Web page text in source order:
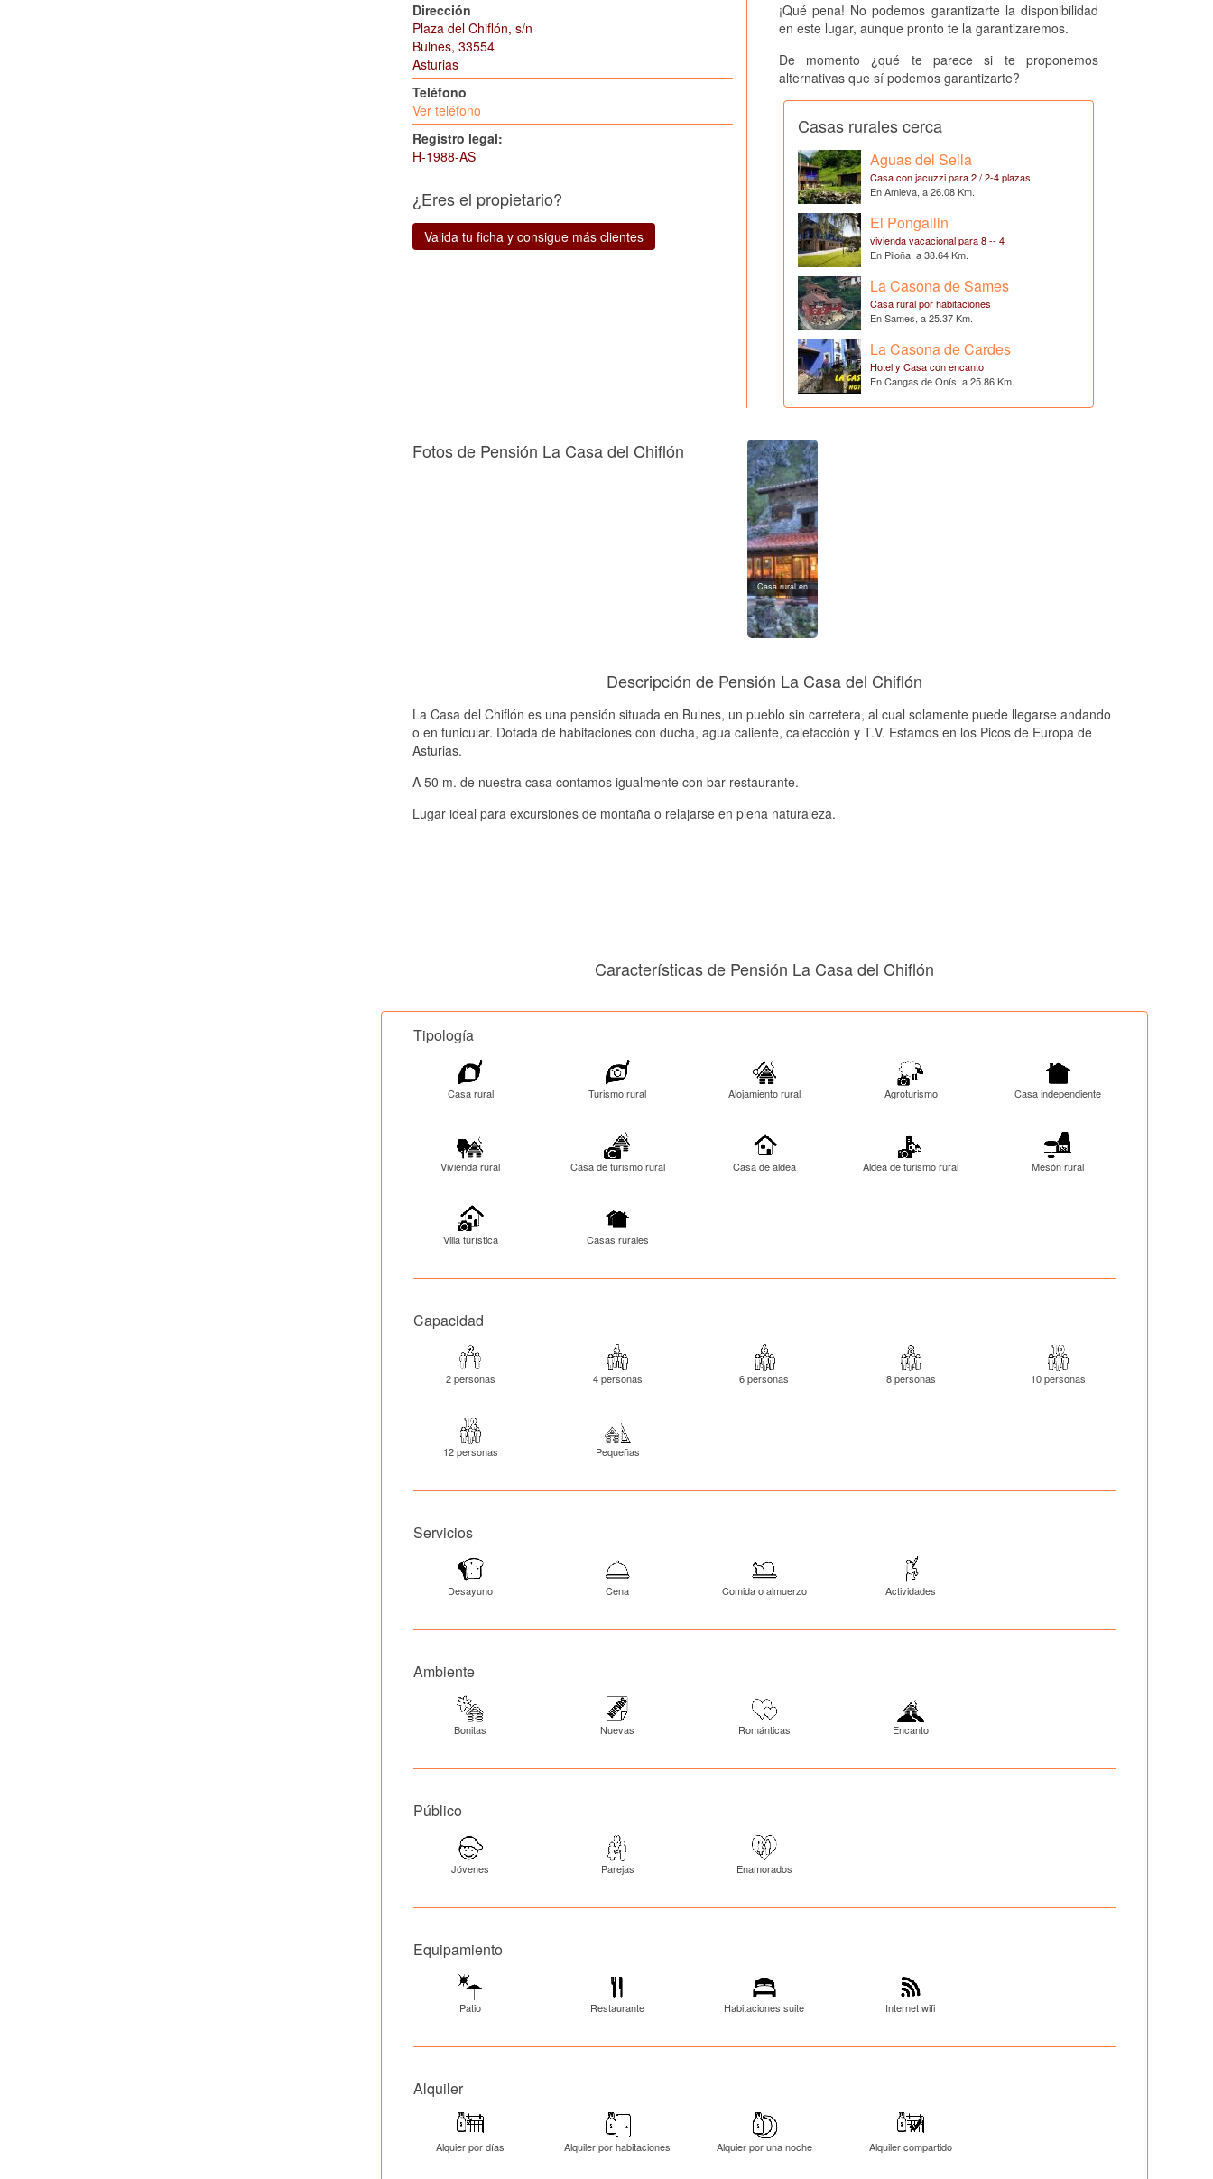
Dirección
Plaza del Chiflón, s/n
Bulnes, 33554
Asturias
Teléfono
Ver teléfono
Registro legal:
H-1988-AS
¿Eres el propietario?
Valida tu ficha y consigue más clientes
¡Qué pena! No podemos garantizarte la disponibilidad
en este lugar, aunque pronto te la garantizaremos.
De momento ¿qué te parece si te proponemos
alternativas que sí podemos garantizarte?
Casas rurales cerca
Aguas del Sella
Casa con jacuzzi para 2 / 2-4 plazas
En Amieva, a 26.08 Km.
El Pongallin
vivienda vacacional para 8 -- 4
En Piloña, a 38.64 Km.
La Casona de Sames
Casa rural por habitaciones
En Sames, a 25.37 Km.
La Casona de Cardes
Hotel y Casa con encanto
En Cangas de Onís, a 25.86 Km.
Fotos de Pensión La Casa del Chiflón
Casa rural en
Bulnes
Descripción de Pensión La Casa del Chiflón
La Casa del Chiflón es una pensión situada en Bulnes, un pueblo sin carretera, al cual solamente puede llegarse andando
o en funicular. Dotada de habitaciones con ducha, agua caliente, calefacción y T.V. Estamos en los Picos de Europa de
Asturias.
A 50 m. de nuestra casa contamos igualmente con bar-restaurante.
Lugar ideal para excursiones de montaña o relajarse en plena naturaleza.
Características de Pensión La Casa del Chiflón
Tipología
Casa rural Turismo rural Alojamiento rural Agroturismo Casa independiente
Vivienda rural Casa de turismo rural Casa de aldea Aldea de turismo rural Mesón rural
Villa turística Casas rurales
Capacidad
2 personas 4 personas 6 personas 8 personas 10 personas
12 personas Pequeñas
Servicios
Desayuno Cena Comida o almuerzo Actividades
Ambiente
Bonitas Nuevas Románticas Encanto
Público
Jóvenes Parejas Enamorados
Equipamiento
Patio Restaurante Habitaciones suite Internet wifi
Alquiler
Alquier por días Alquiler por habitaciones Alquier por una noche Alquiler compartido